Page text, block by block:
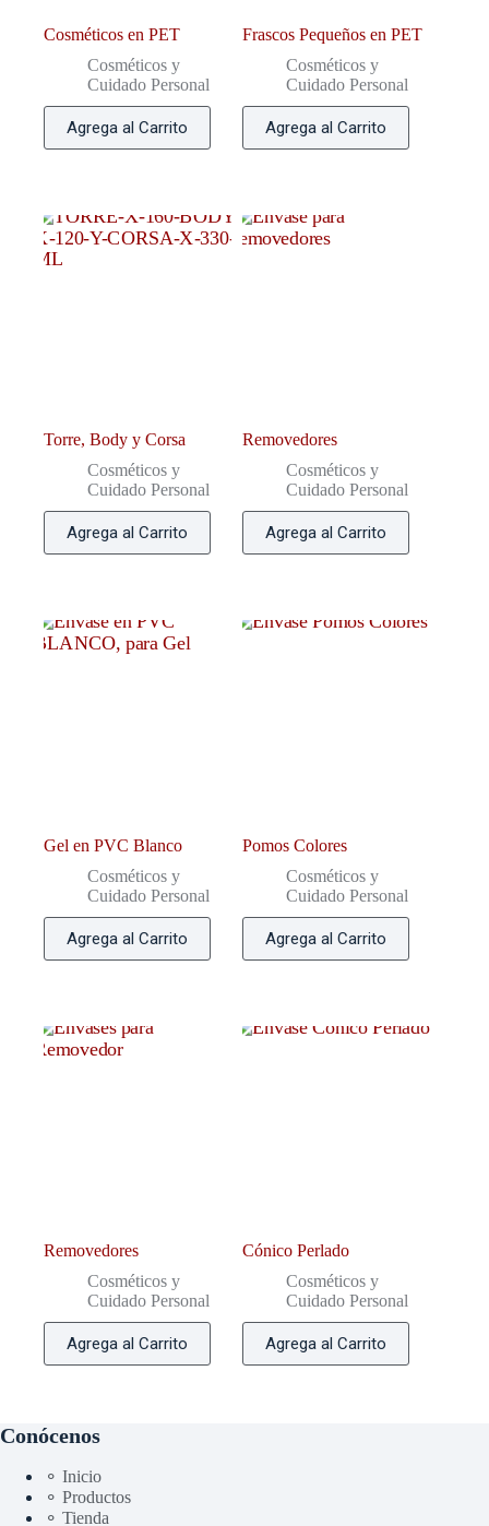
Cosméticos en PET
Cosméticos y
Cuidado Personal
Agrega al Carrito
Frascos Pequeños en PET
Cosméticos y
Cuidado Personal
Agrega al Carrito
Torre, Body y Corsa
Cosméticos y
Cuidado Personal
Agrega al Carrito
Removedores
Cosméticos y
Cuidado Personal
Agrega al Carrito
Gel en PVC Blanco
Cosméticos y
Cuidado Personal
Agrega al Carrito
Pomos Colores
Cosméticos y
Cuidado Personal
Agrega al Carrito
Removedores
Cosméticos y
Cuidado Personal
Agrega al Carrito
Cónico Perlado
Cosméticos y
Cuidado Personal
Agrega al Carrito
Conócenos
⚬ Inicio
⚬ Productos
⚬ Tienda